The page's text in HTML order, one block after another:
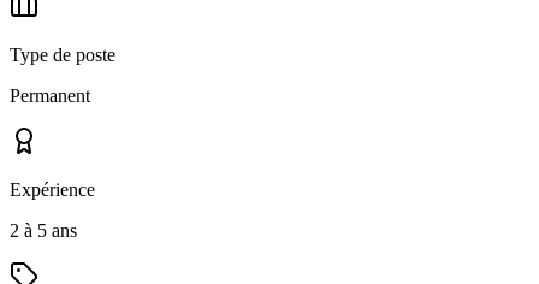
Type de poste
Permanent
Expérience
2 à 5 ans